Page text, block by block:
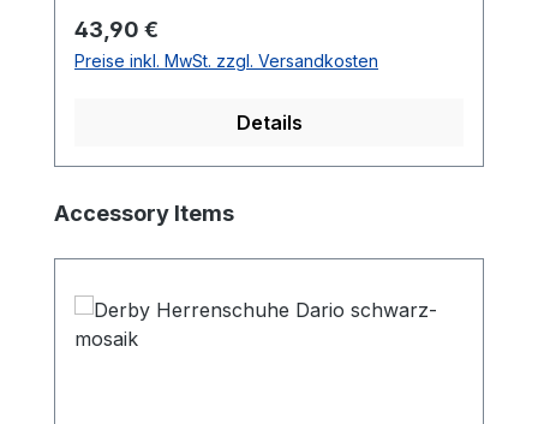
Regulärer Preis:
43,90 €
Preise inkl. MwSt. zzgl. Versandkosten
Details
Produktgalerie überspringen
Accessory Items